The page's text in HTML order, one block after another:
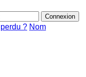
? Nom